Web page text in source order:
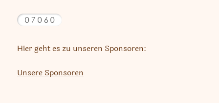
Hier geht es zu unseren Sponsoren:
Unsere Sponsoren